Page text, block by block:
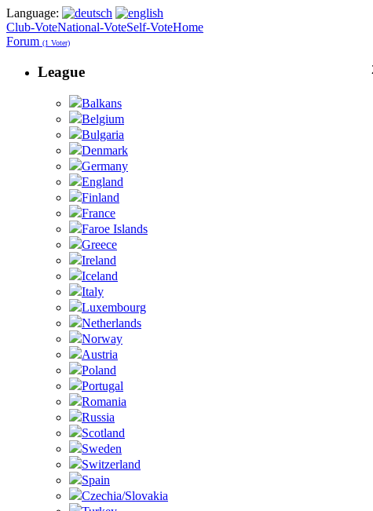
Language:
Club-VoteNational-VoteSelf-VoteHome
Forum (1 Voter)
League
Balkans
Belgium
Bulgaria
Denmark
Germany
England
Finland
France
Faroe Islands
Greece
Ireland
Iceland
Italy
Luxembourg
Netherlands
Norway
Austria
Poland
Portugal
Romania
Russia
Scotland
Sweden
Switzerland
Spain
Czechia/Slovakia